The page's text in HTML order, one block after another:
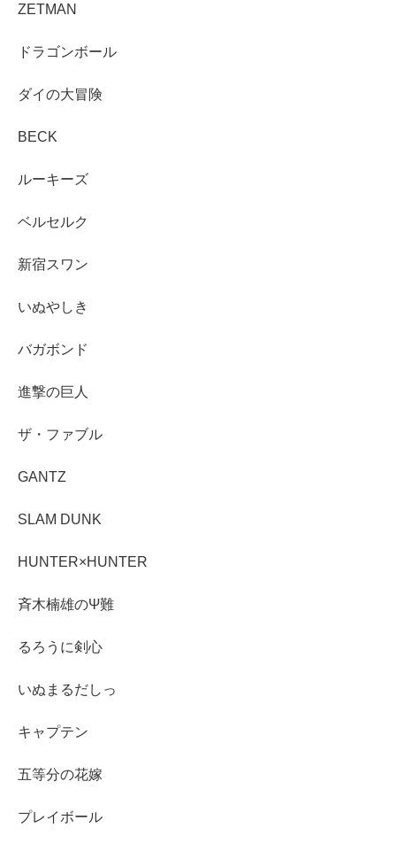
ZETMAN
ドラゴンボール
ダイの大冒険
BECK
ルーキーズ
ベルセルク
新宿スワン
いぬやしき
バガボンド
進撃の巨人
ザ・ファブル
GANTZ
SLAM DUNK
HUNTER×HUNTER
斉木楠雄のΨ難
るろうに剣心
いぬまるだしっ
キャプテン
五等分の花嫁
プレイボール